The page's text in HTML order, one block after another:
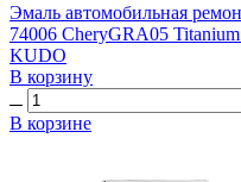
Эмаль автомобильная
74006 CheryGRA05
KUDO
В корзину
В корзине